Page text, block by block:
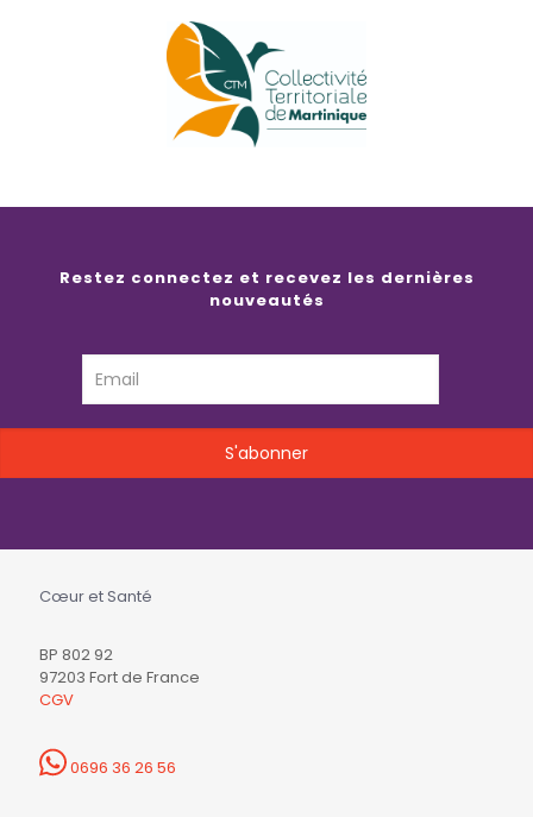
Restez connectez et recevez les dernières
nouveautés
Cœur et Santé
BP 802 92
97203 Fort de France
CGV
0696 36 26 56